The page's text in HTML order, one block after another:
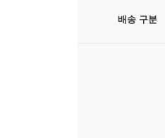
배송 구분